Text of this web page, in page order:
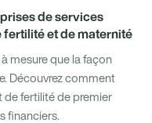
de services
et de maternité
mesure que la façon
Découvrez comment
fertilité de premier
financiers.